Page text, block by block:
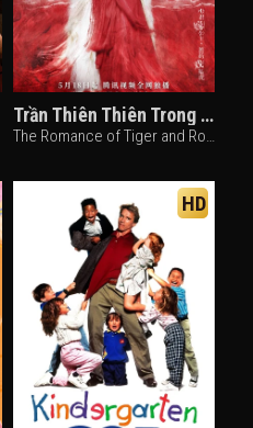
Trần Thiên Thiên Trong Lời Đồn
The Romance of Tiger and Rose (2020)
HD